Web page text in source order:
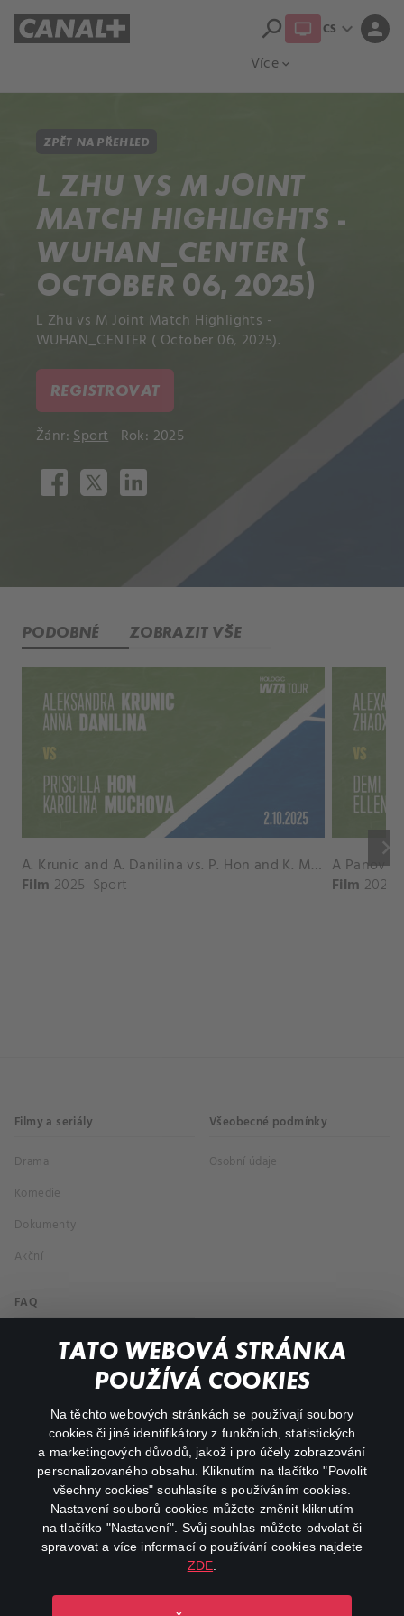
TATO WEBOVÁ STRÁNKA
POUŽÍVÁ COOKIES
Na těchto webových stránkách se používají soubory
cookies či jiné identifikátory z funkčních, statistických
a marketingových důvodů, jakož i pro účely zobrazování
personalizovaného obsahu. Kliknutím na tlačítko "Povolit
všechny cookies" souhlasíte s používáním cookies.
Nastavení souborů cookies můžete změnit kliknutím
na tlačítko "Nastavení". Svůj souhlas můžete odvolat či
spravovat a více informací o používání cookies najdete
ZDE
Více expand_more
search CS expand_more person
ZPĚT NA PŘEHLED
L ZHU VS M JOINT
MATCH HIGHLIGHTS -
WUHAN_CENTER (
OCTOBER 06, 2025)
L Zhu vs M Joint Match Highlights -
WUHAN_CENTER ( October 06, 2025).
REGISTROVAT
Žánr:Sport Rok: 2025
PODOBNÉ ZOBRAZIT VŠE
keyboard_arrow_right
A. Krunic and A. Danilina vs. P. Hon and K. Muchova Match Highlights - BEIJING_Capital Group Diamond ( October 02, 2025)
Film 2025 Sport Film 2026
Filmy a seriály
Drama
Komedie
Dokumenty
Akční
Všeobecné podmínky
Osobní údaje
FAQ
Můj účet
Důležité odkazy
facebookinstagram
youtube